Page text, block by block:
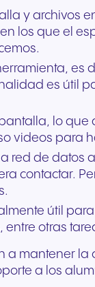
y archivos
los que el
es
es útil
lo
videos para
red de datos
contactar.
útil
otras
mantener
a los